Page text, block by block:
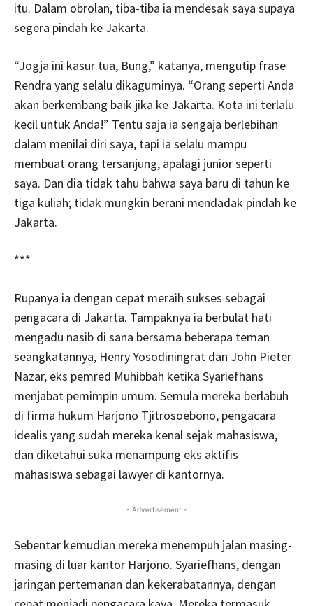
itu. Dalam obrolan, tiba-tiba ia mendesak saya supaya
segera pindah ke Jakarta.
“Jogja ini kasur tua, Bung,” katanya, mengutip frase
Rendra yang selalu dikaguminya. “Orang seperti Anda
akan berkembang baik jika ke Jakarta. Kota ini terlalu
kecil untuk Anda!” Tentu saja ia sengaja berlebihan
dalam menilai diri saya, tapi ia selalu mampu
membuat orang tersanjung, apalagi junior seperti
saya. Dan dia tidak tahu bahwa saya baru di tahun ke
tiga kuliah; tidak mungkin berani mendadak pindah ke
Jakarta.
***
Rupanya ia dengan cepat meraih sukses sebagai
pengacara di Jakarta. Tampaknya ia berbulat hati
mengadu nasib di sana bersama beberapa teman
seangkatannya, Henry Yosodiningrat dan John Pieter
Nazar, eks pemred Muhibbah ketika Syariefhans
menjabat pemimpin umum. Semula mereka berlabuh
di firma hukum Harjono Tjitrosoebono, pengacara
idealis yang sudah mereka kenal sejak mahasiswa,
dan diketahui suka menampung eks aktifis
mahasiswa sebagai lawyer di kantornya.
- Advertisement -
Sebentar kemudian mereka menempuh jalan masing-
masing di luar kantor Harjono. Syariefhans, dengan
jaringan pertemanan dan kekerabatannya, dengan